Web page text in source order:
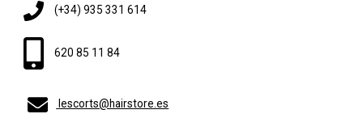
(+34) 935 331 614
620 85 11 84
lescorts@hairstore.es